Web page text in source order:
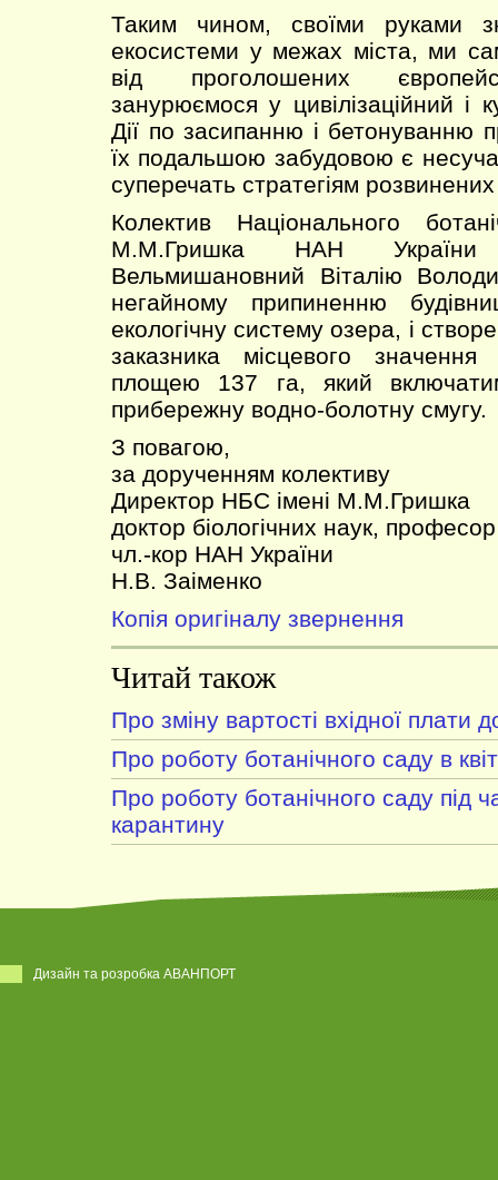
Таким чином, своїми руками
екосистеми у межах міста, ми
від проголошених
занурюємося у цивілізаційний і
Дії по засипанню і бетонуванню
їх подальшою забудовою є
суперечать стратегіям розвинених
Колектив Національного
М.М.Гришка НАН
Вельмишановний Віталію
негайному припиненню
екологічну систему озера, і
заказника місцевого
площею 137 га, який
прибережну водно-болотну смугу.
З повагою,
за дорученням колективу
Директор НБС імені М.М.Гришка
доктор біологічних наук, професор
чл.-кор НАН України
Н.В. Заіменко
Копія оригіналу звернення
Читай також
Про зміну вартості вхідної плати
Про роботу ботанічного саду в
Про роботу ботанічного саду під
карантину
Дизайн та розробка АВАНПОРТ